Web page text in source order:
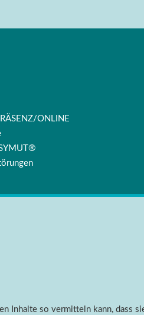
ONLINE
Inhalte so vermitteln kann, dass